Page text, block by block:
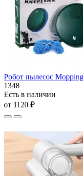
Робот пылесос
1348
Есть в наличии
от 1120 ₽